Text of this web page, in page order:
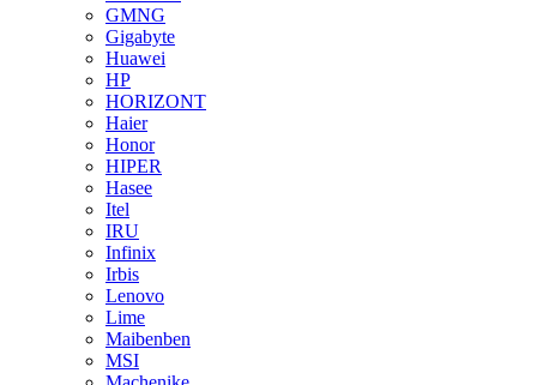
GMNG
Gigabyte
Huawei
HP
HORIZONT
Haier
Honor
HIPER
Hasee
Itel
IRU
Infinix
Irbis
Lenovo
Lime
Maibenben
MSI